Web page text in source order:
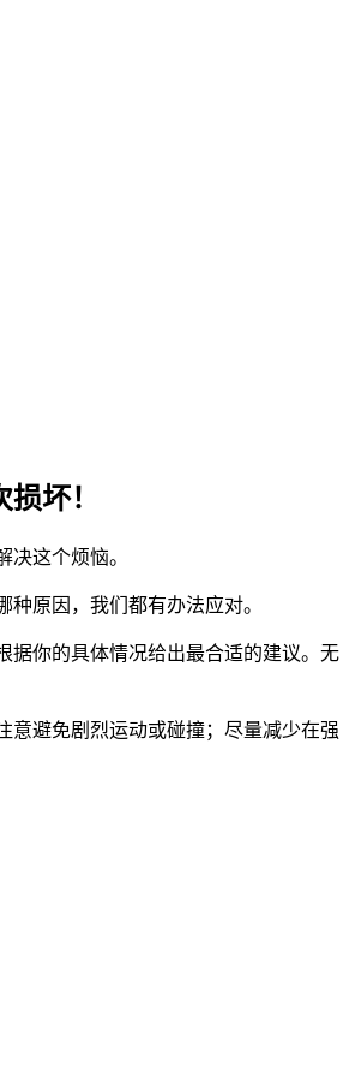
坏！
这个烦恼。
原因，我们都有办法应对。
据你的具体情况给出最合适的建议。无
意避免剧烈运动或碰撞；尽量减少在强